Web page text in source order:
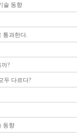
술 동향
통과한다.
?
두 다르다?
동향